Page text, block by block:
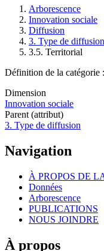
Fil
d'Ariane
Arborescence
Innovation sociale
Diffusion
3. Type de diffusion
3.5. Territorial
Définition de la catégorie
Dimension
Innovation sociale
Parent (attribut)
3. Type de diffusion
Navigation
À PROPOS DE
Données
Arborescence
PUBLICATIONS
NOUS JOINDRE
À propos